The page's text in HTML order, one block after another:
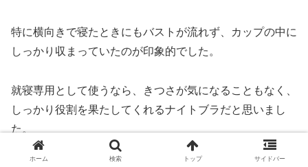
特に横向きで寝たときにもバストが流れず、カップの中に
しっかり収まっていたのが印象的でした。
就寝専用として使うなら、きつさが気になることもなく、
しっかり役割を果たしてくれるナイトブラだと思いまし
た。
ホーム 検索 トップ サイドバー